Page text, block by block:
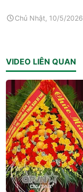
Chủ Nhật, 10/5/2026
VIDEO LIÊN QUAN